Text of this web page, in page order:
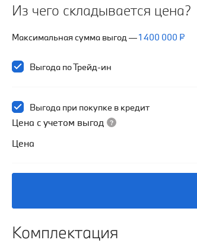
Из чего складывается цена?
Максимальная сумма выгод—1 400 000 ₽
Выгода по Трейд-ин
Выгода при покупке в кредит
Цена с учетом выгод
Цена
Комплектация